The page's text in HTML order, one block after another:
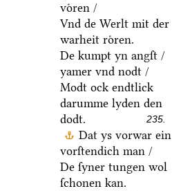
voͤren /
Vnd de Werlt mit der
warheit roͤren.
De kumpt yn angſt /
yamer vnd nodt /
Modt ock endtlick
darumme lyden den
dodt.
235.
Dat ys vorwar ein
vorſtendich man /
De ſyner tungen wol
ſchonen kan.